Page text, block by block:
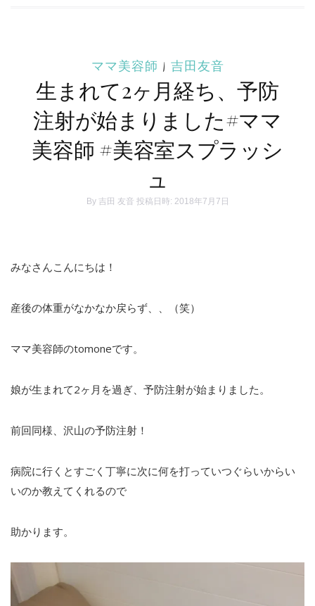
ママ美容師 | 吉田友音
生まれて2ヶ月経ち、予防
注射が始まりました#ママ
美容師 #美容室スプラッシ
ュ
By 吉田 友音 投稿日時: 2018年7月7日
みなさんこんにちは！
産後の体重がなかなか戻らず、、（笑）
ママ美容師のtomoneです。
娘が生まれて2ヶ月を過ぎ、予防注射が始まりました。
前回同様、沢山の予防注射！
病院に行くとすごく丁寧に次に何を打っていつぐらいからい
いのか教えてくれるので
助かります。